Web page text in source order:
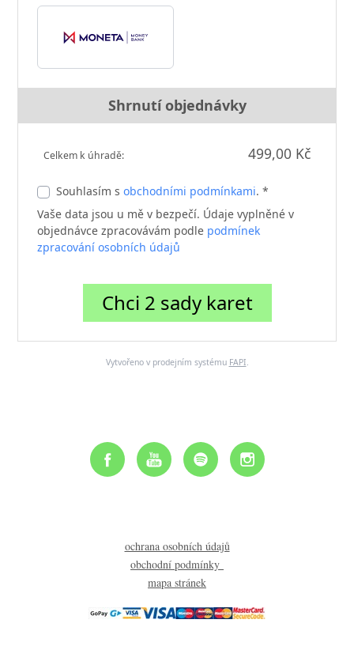
Shrnutí objednávky
Celkem k úhradě: 499,00 Kč
Souhlasím sobchodními podmínkami. *
Vaše data jsou u mě v bezpečí. Údaje vyplněné v
objednávce zpracovávám podle podmínek
zpracování osobních údajů
Chci 2 sady karet
Vytvořeno v prodejním systému FAPI.
ochrana osobních údajů
obchodní podmínky
mapa stránek